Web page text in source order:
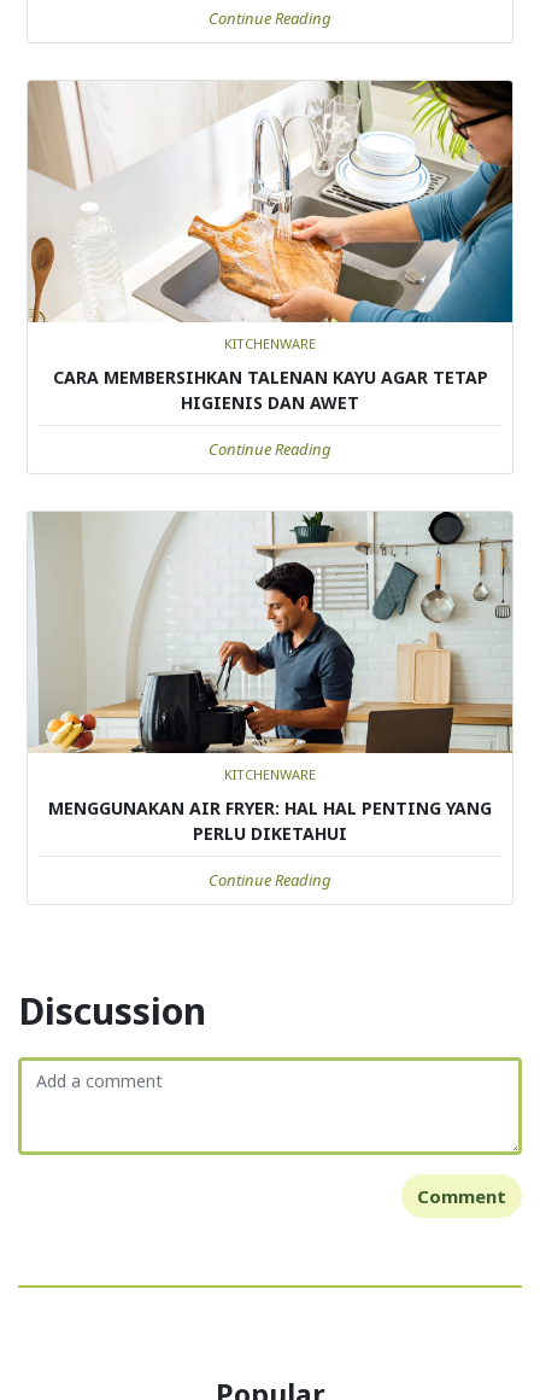
Continue Reading
KITCHENWARE
CARA MEMBERSIHKAN TALENAN KAYU AGAR TETAP
HIGIENIS DAN AWET
Continue Reading
KITCHENWARE
MENGGUNAKAN AIR FRYER: HAL HAL PENTING YANG
PERLU DIKETAHUI
Continue Reading
Discussion
Comment